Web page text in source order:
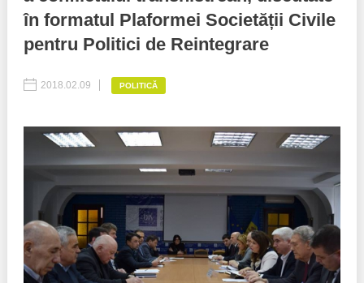
Reports
Procedures manual
Notes & positions
Institutional Charter IDIS
Announcements
Best parctices
People Watch
National Business Agenda
Democratic process
15 minutes of economic realism
în formatul Plaformei Societății Civile
pentru Politici de Reintegrare
2018.02.09 POLITICĂ